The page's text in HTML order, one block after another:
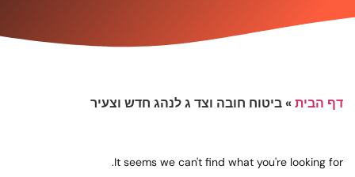
דף הבית»ביטוח חובה וצד ג לנהג חדש וצעיר
It seems we can't find what you're looking for.